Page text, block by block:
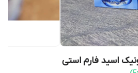
اسید فارم استی